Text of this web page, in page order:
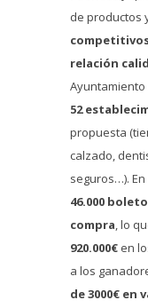
de productos
relación
52
propuesta
calzado,
seguros…).
46.000
compra, lo
920.000€ en
a los
de 3000€ en